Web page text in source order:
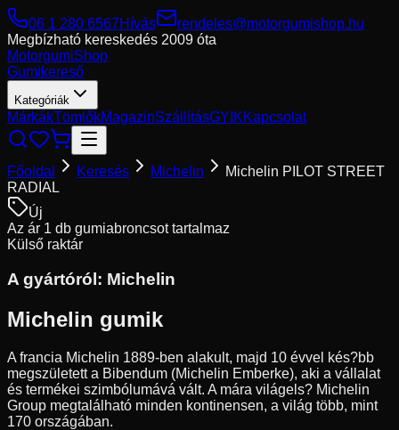
06 1 280 6567Hívás
rendeles@motorgumishop.hu
Megbízható kereskedés 2009 óta
MotorgumiShop
Gumikereső
Kategóriák
MárkákTömlőkMagazinSzállításGYIKKapcsolat
Főoldal Keresés Michelin
Michelin PILOT STREET
RADIAL
Új
Az ár 1 db gumiabroncsot tartalmaz
Külső raktár
A gyártóról: Michelin
Michelin gumik
A francia Michelin 1889-ben alakult, majd 10 évvel kés?bb
megszületett a Bibendum (Michelin Emberke), aki a vállalat
és termékei szimbólumává vált. A mára világels? Michelin
Group megtalálható minden kontinensen, a világ több, mint
170 országában.